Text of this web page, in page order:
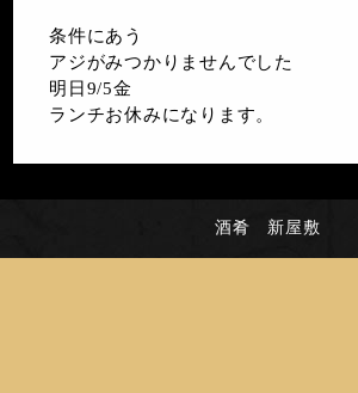
条件にあう
アジがみつかりませんでした
明日9/5金
ランチお休みになります。
酒肴 新屋敷